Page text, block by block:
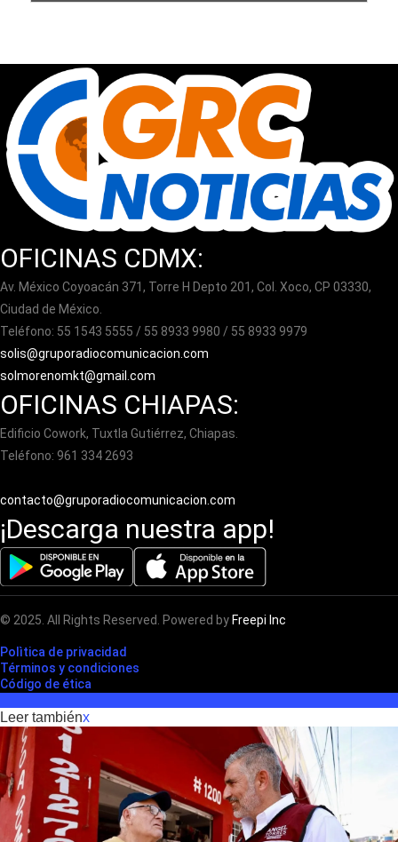
OFICINAS CDMX:
Av. México Coyoacán 371, Torre H Depto 201, Col. Xoco, CP 03330,
Ciudad de México.
Teléfono: 55 1543 5555 / 55 8933 9980 / 55 8933 9979
solis@gruporadiocomunicacion.com
solmorenomkt@gmail.com
OFICINAS CHIAPAS:
Edificio Cowork, Tuxtla Gutiérrez, Chiapas.
Teléfono: 961 334 2693
contacto@gruporadiocomunicacion.com
¡Descarga nuestra app!
© 2025. All Rights Reserved. Powered byFreepi Inc
Polìtica de privacidad
Términos y condiciones
Código de ética
Leer tambiénx